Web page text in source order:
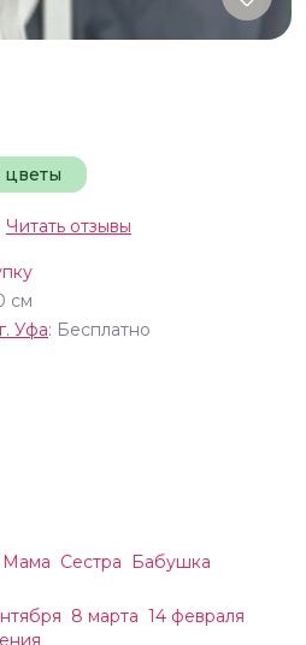
см
г. Уфа: Бесплатно
Читать отзывы
Мама Сестра
Бабушка
8 марта 14 февраля